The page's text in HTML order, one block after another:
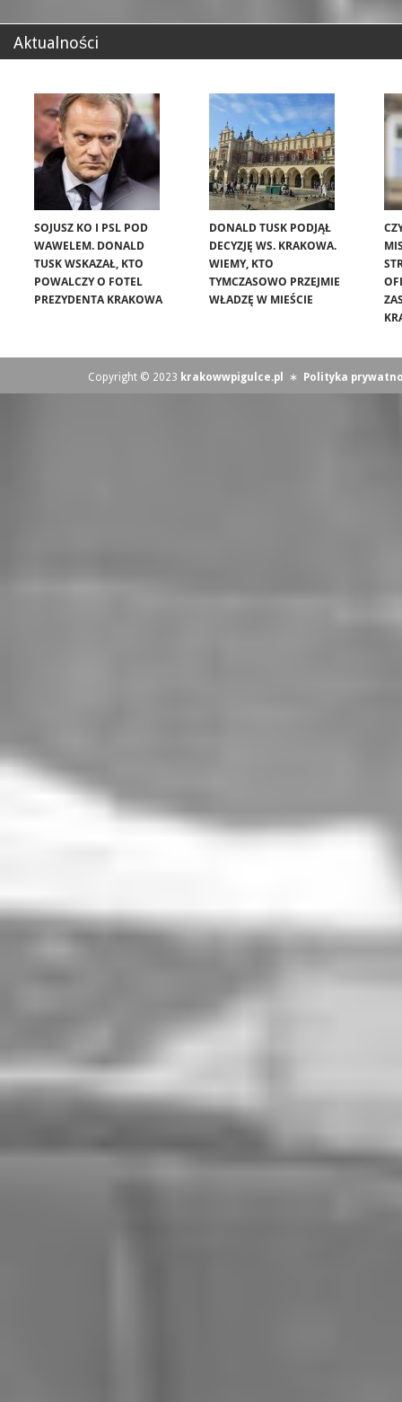
Aktualności
SOJUSZ KO I PSL POD
WAWELEM. DONALD
TUSK WSKAZAŁ, KTO
POWALCZY O FOTEL
PREZYDENTA KRAKOWA
DONALD TUSK PODJĄŁ
DECYZJĘ WS. KRAKOWA.
WIEMY, KTO
TYMCZASOWO PRZEJMIE
WŁADZĘ W MIEŚCIE
Copyright © 2023 krakowwpigulce.pl ∗ Polityka